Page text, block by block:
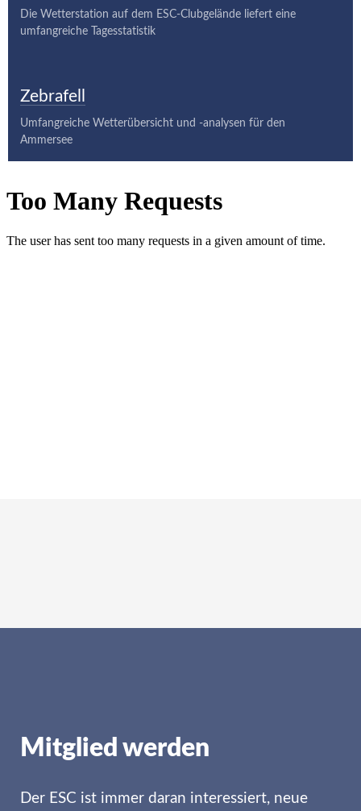
Die Wetterstation auf dem ESC-Clubgelände liefert eine
umfangreiche Tagesstatistik
Zebrafell
Umfangreiche Wetterübersicht und -analysen für den
Ammersee
Mitglied werden
Der ESC ist immer daran interessiert, neue